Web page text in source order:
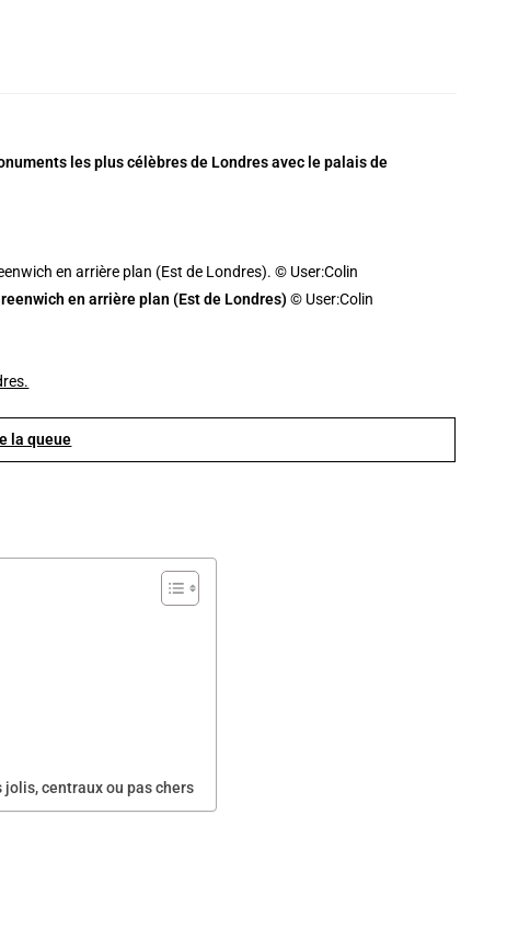
les plus célèbres de Londres avec le palais de
en arrière plan (Est de Londres) © User:Colin
la queue
jolis, centraux ou pas chers